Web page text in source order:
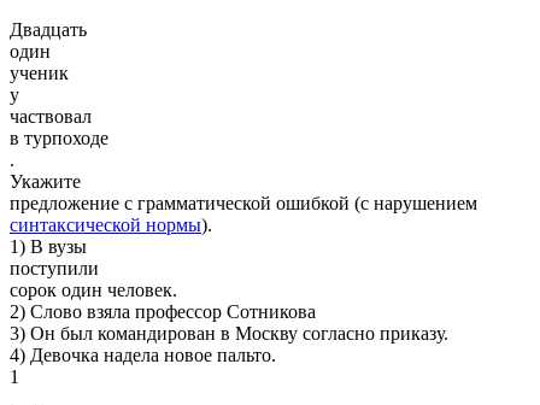
Двадцать
один
ученик
у
частвовал
в турпоходе
.
Укажите
предложение с грамматической ошибкой (с нарушением
синтаксической нормы).
1) В вузы
поступили
сорок один человек.
2) Слово взяла профессор Сотникова
3) Он был командирован в Москву согласно приказу.
4) Девочка надела новое пальто.
1